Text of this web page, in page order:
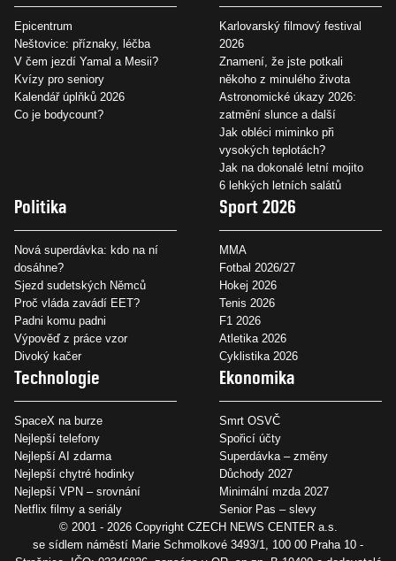
Epicentrum
Neštovice: příznaky, léčba
V čem jezdí Yamal a Mesii?
Kvízy pro seniory
Kalendář úplňků 2026
Co je bodycount?
Karlovarský filmový festival
2026
Znamení, že jste potkali
někoho z minulého života
Astronomické úkazy 2026:
zatmění slunce a další
Jak obléci miminko při
vysokých teplotách?
Jak na dokonalé letní mojito
6 lehkých letních salátů
Politika
Nová superdávka: kdo na ní
dosáhne?
Sjezd sudetských Němců
Proč vláda zavádí EET?
Padni komu padni
Výpověď z práce vzor
Divoký kačer
Sport 2026
MMA
Fotbal 2026/27
Hokej 2026
Tenis 2026
F1 2026
Atletika 2026
Cyklistika 2026
Technologie
SpaceX na burze
Nejlepší telefony
Nejlepší AI zdarma
Nejlepší chytré hodinky
Nejlepší VPN – srovnání
Netflix filmy a seriály
Ekonomika
Smrt OSVČ
Spořicí účty
Superdávka – změny
Důchody 2027
Minimální mzda 2027
Senior Pas – slevy
© 2001 - 2026 Copyright CZECH NEWS CENTER a.s.
se sídlem náměstí Marie Schmolkové 3493/1, 100 00 Praha 10 -